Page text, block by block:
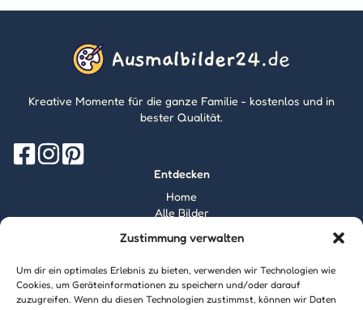
Zustimmung verwalten
Um dir ein optimales Erlebnis zu bieten, verwenden wir Technologien wie
Cookies, um Geräteinformationen zu speichern und/oder darauf
zuzugreifen. Wenn du diesen Technologien zustimmst, können wir Daten
Kreative Momente für die ganze Familie - kostenlos und in
bester Qualität.
Entdecken
Home
Alle Bilder
Information
Über mich
Kontakt
Inhaltsrichtlinien